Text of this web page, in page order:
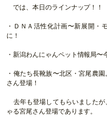
では、本日のラインナップ！！
・ＤＮＡ活性化計画〜新展開・
に！
・新潟わんにゃんペット情報局〜
・俺たち長靴族〜北区・宮尾農
さん登場！
去年も登場してもらいましたが
ゃる宮尾さん登場であります。